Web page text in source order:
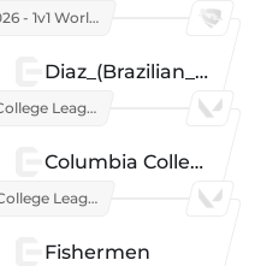
RLCS 2026 - 1v1 World Championship
Diaz_(Brazilian_Player)
PlayVS College League 2025: Fall
Columbia College
PlayVS College League 2025: Fall
Fishermen